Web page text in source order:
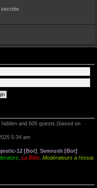
and 605 guests (based on
5:34 am
12 [Bot] Semrush [Bot]
La Bête Modérateurs à l'essai,